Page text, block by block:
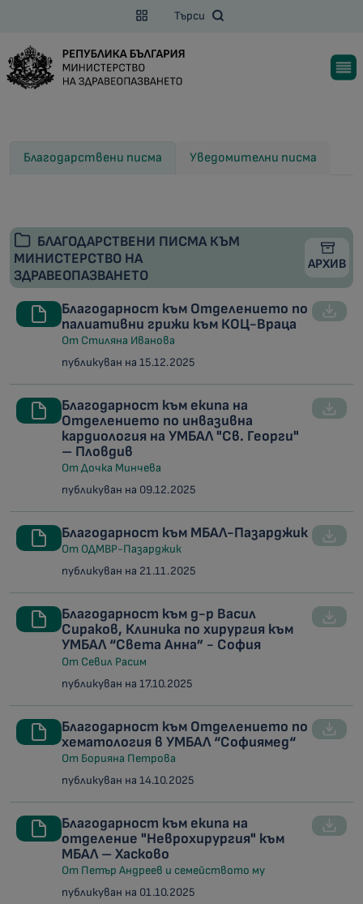
Търси
Благодарствени писма Уведомителни писма
БЛАГОДАРСТВЕНИ ПИСМА КЪМ
МИНИСТЕРСТВО НА
ЗДРАВЕОПАЗВАНЕТО
АРХИВ
Благодарност към Отделението по
палиативни грижи към КОЦ-Враца
От Стиляна Иванова
публикуван на 15.12.2025
Благодарност към екипа на
Отделението по инвазивна
кардиология на УМБАЛ "Св. Георги"
– Пловдив
От Дочка Минчева
публикуван на 09.12.2025
Благодарност към МБАЛ-Пазарджик
От ОДМВР-Пазарджик
публикуван на 21.11.2025
Благодарност към д-р Васил
Сираков, Клиника по хирургия към
УМБАЛ “Света Анна” - София
От Севил Расим
публикуван на 17.10.2025
Благодарност към Отделението по
хематология в УМБАЛ “Софиямед“
От Борияна Петрова
публикуван на 14.10.2025
Благодарност към екипа на
отделение "Неврохирургия" към
МБАЛ – Хасково
От Петър Андреев и семейството му
публикуван на 01.10.2025